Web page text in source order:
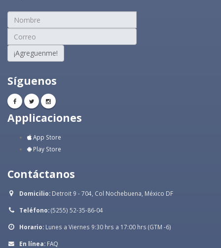
¡Agreguenme!
Síguenos
Applicaciones
App Store
Play Store
Contáctanos
Domicilio: Detroit 9 - 704, Col Nochebuena, México DF
Teléfono:(5255) 52-35-86-04
Horario: Lunes a Viernes 9:30 hrs a 17:00 hrs (GTM -6)
En línea: FAQ